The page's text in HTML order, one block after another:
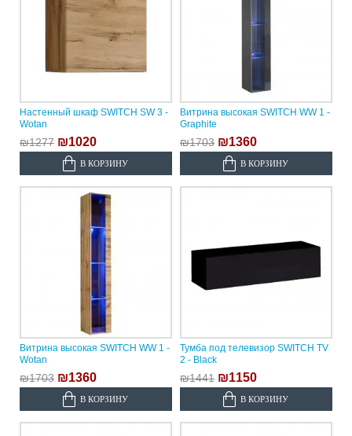
Настенный шкаф SWITCH SW 3 -
Wotan
₪1277 ₪1020
В КОРЗИНУ
Витрина высокая SWITCH WW 1 -
Graphite
₪1703 ₪1360
В КОРЗИНУ
Витрина высокая SWITCH WW 1 -
Wotan
₪1703 ₪1360
В КОРЗИНУ
Тумба под телевизор SWITCH TV
2 - Black
₪1441 ₪1150
В КОРЗИНУ